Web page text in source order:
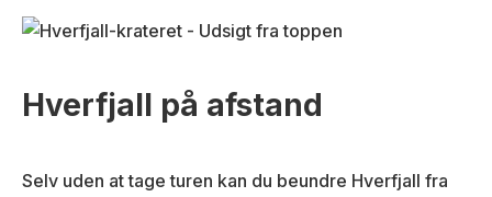
Hverfjall på afstand
Selv uden at tage turen kan du beundre Hverfjall fra